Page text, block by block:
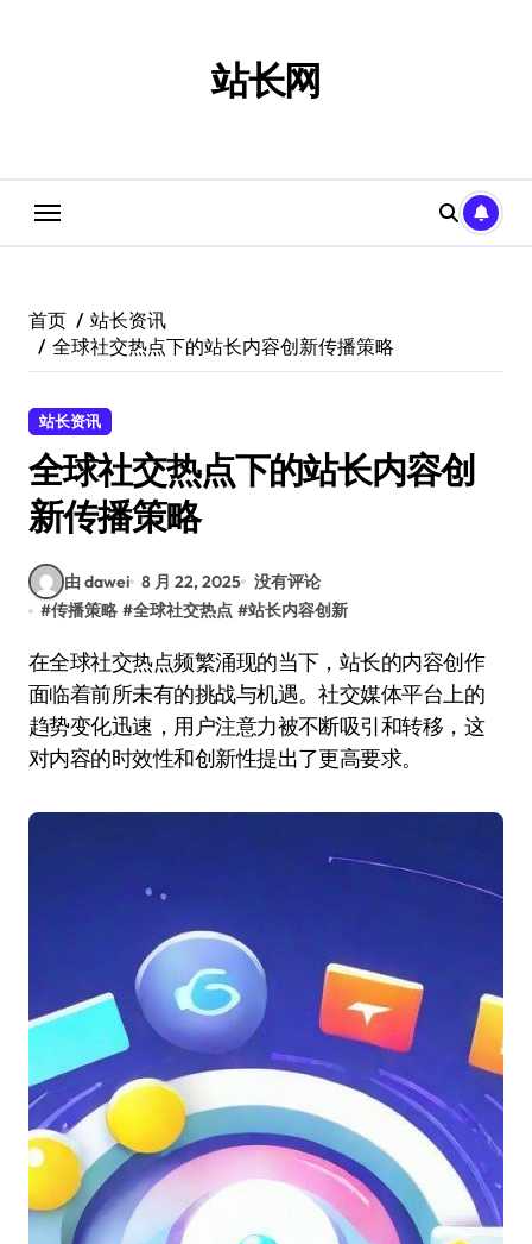
站长网
首页
站长资讯
全球社交热点下的站长内容创新传播策略
站长资讯
全球社交热点下的站长内容创
新传播策略
由 dawei 8 月 22, 2025 没有评论
#传播策略 #全球社交热点 #站长内容创新
在全球社交热点频繁涌现的当下，站长的内容创作
面临着前所未有的挑战与机遇。社交媒体平台上的
趋势变化迅速，用户注意力被不断吸引和转移，这
对内容的时效性和创新性提出了更高要求。